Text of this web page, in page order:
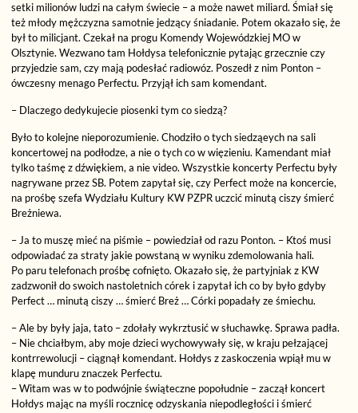
setki milionów ludzi na całym świecie – a może nawet miliard. Śmiał się
też młody mężczyzna samotnie jedzący śniadanie. Potem okazało się, że
był to milicjant. Czekał na progu Komendy Wojewódzkiej MO w
Olsztynie. Wezwano tam Hołdysa telefonicznie pytając grzecznie czy
przyjedzie sam, czy mają podesłać radiowóz. Poszedł z nim Ponton –
ówczesny menago Perfectu. Przyjął ich sam komendant.
– Dlaczego dedykujecie piosenki tym co siedzą?
Było to kolejne nieporozumienie. Chodziło o tych siedząeych na sali
koncertowej na podłodze, a nie o tych co w więzieniu. Kamendant miał
tylko taśmę z dźwiękiem, a nie video. Wszystkie koncerty Perfectu były
nagrywane przez SB. Potem zapytał się, czy Perfect może na koncercie,
na prośbę szefa Wydziału Kultury KW PZPR uczcić minutą ciszy śmierć
Breżniewa.
– Ja to muszę mieć na piśmie – powiedział od razu Ponton. – Ktoś musi
odpowiadać za straty jakie powstaną w wyniku zdemolowania hali.
Po paru telefonach prośbę cofnięto. Okazało się, że partyjniak z KW
zadzwonił do swoich nastoletnich córek i zapytał ich co by było gdyby
Perfect … minutą ciszy … śmierć Breż … Córki popadały ze śmiechu.
– Ale by były jaja, tato – zdołały wykrztusić w słuchawkę. Sprawa padła.
– Nie chciałbym, aby moje dzieci wychowywały się, w kraju pełzającej
kontrrewolucji – ciągnął komendant. Hołdys z zaskoczenia wpiął mu w
klapę munduru znaczek Perfectu.
– Witam was w to podwójnie świąteczne popołudnie – zaczął koncert
Hołdys mając na myśli rocznicę odzyskania niepodległości i śmierć